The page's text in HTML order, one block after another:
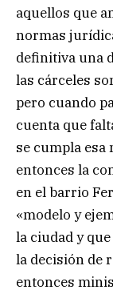
aquellos que
normas
definitiva una
las cárceles
pero cuando
cuenta que
se cumpla esa
entonces la
en el barrio
«modelo y
la ciudad y
la decisión de
entonces